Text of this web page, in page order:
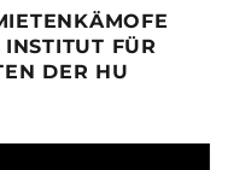
FÜR
DER HU